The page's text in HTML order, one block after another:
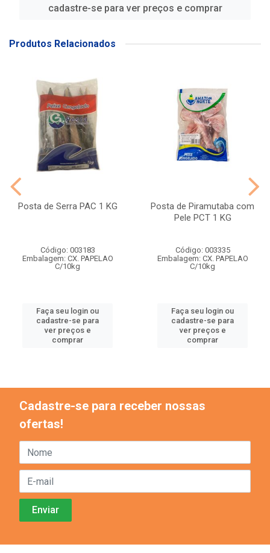
cadastre-se para ver preços e comprar
Produtos Relacionados
Posta de Serra PAC 1 KG
Código: 003183
Embalagem: CX. PAPELAO
C/10kg
Faça seu login ou
cadastre-se para
ver preços e
comprar
Posta de Piramutaba com
Pele PCT 1 KG
Código: 003335
Embalagem: CX. PAPELAO
C/10kg
Faça seu login ou
cadastre-se para
ver preços e
comprar
Cadastre-se para receber nossas
ofertas!